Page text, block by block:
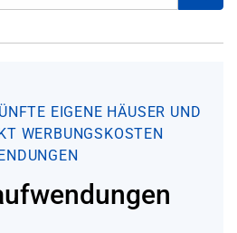
EIGENE HÄUSER UND
WERBUNGSKOSTEN